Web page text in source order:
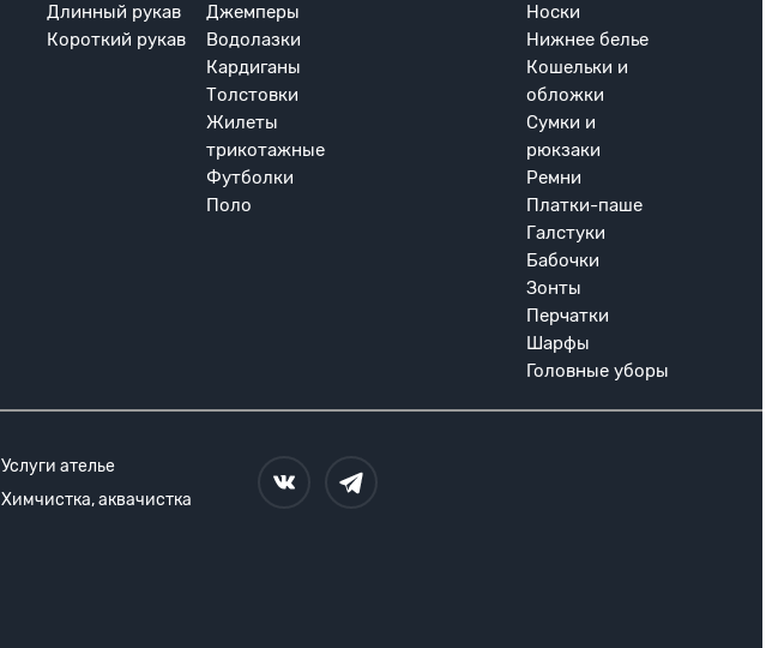
Длинный рукав
Короткий рукав
Джемперы
Водолазки
Кардиганы
Толстовки
Жилеты
трикотажные
Футболки
Поло
Носки
Нижнее белье
Кошельки и
обложки
Сумки и
рюкзаки
Ремни
Платки-паше
Галстуки
Бабочки
Зонты
Перчатки
Шарфы
Головные уборы
Услуги ателье
Химчистка, аквачистка